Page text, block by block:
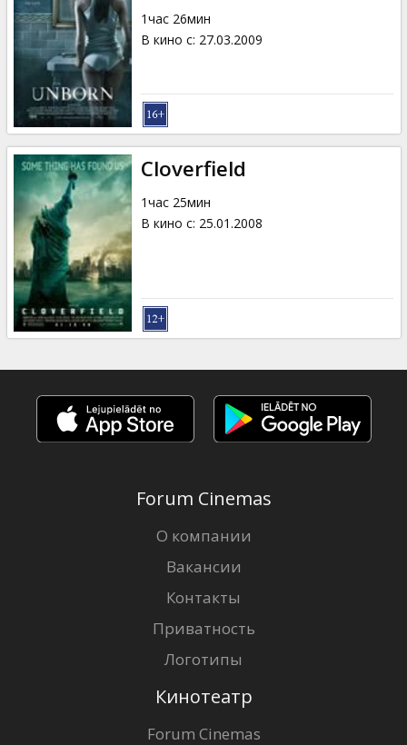
Кинозакуски
B2B
Клуб
1час 26мин
В кино с: 27.03.2009
Cloverfield
1час 25мин
В кино с: 25.01.2008
Forum Cinemas
О компании
Вакансии
Контакты
Приватность
Логотипы
Кинотеатр
Forum Cinemas